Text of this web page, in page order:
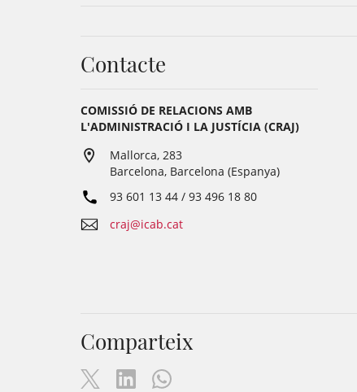
Contacte
COMISSIÓ DE RELACIONS AMB
L'ADMINISTRACIÓ I LA JUSTÍCIA (CRAJ)
Mallorca, 283
Barcelona, Barcelona (Espanya)
93 601 13 44 / 93 496 18 80
craj@icab.cat
Comparteix